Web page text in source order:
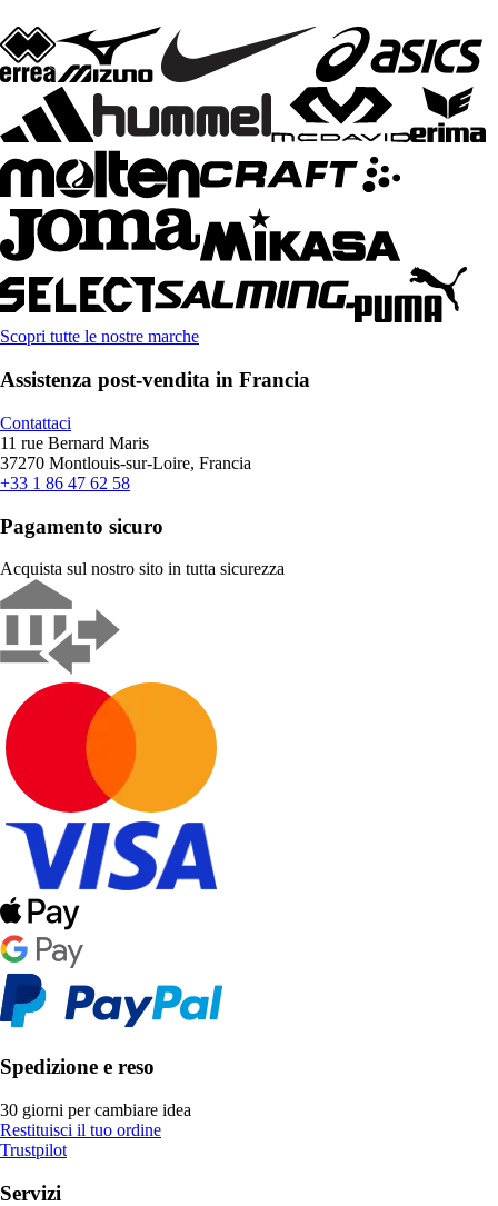
Scopri tutte le nostre marche
Assistenza post-vendita in Francia
Contattaci
11 rue Bernard Maris
37270 Montlouis-sur-Loire, Francia
+33 1 86 47 62 58
Pagamento sicuro
Acquista sul nostro sito in tutta sicurezza
Spedizione e reso
30 giorni per cambiare idea
Restituisci il tuo ordine
Trustpilot
Servizi